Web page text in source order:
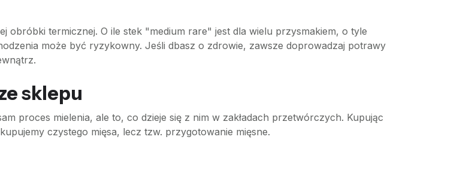
obróbki termicznej. O ile stek "medium rare" jest dla wielu przysmakiem, o tyle
może być ryzykowny. Jeśli dbasz o zdrowie, zawsze doprowadzaj potrawy
sklepu
proces mielenia, ale to, co dzieje się z nim w zakładach przetwórczych. Kupując
czystego mięsa, lecz tzw. przygotowanie mięsne.